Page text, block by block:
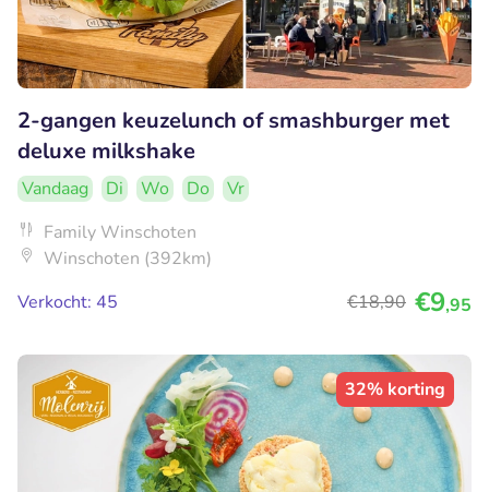
2-gangen keuzelunch of smashburger met
deluxe milkshake
Vandaag Di Wo Do
Vr
Family Winschoten
Winschoten (392km)
Verkocht: 45
€18,90 €9,95
32% korting